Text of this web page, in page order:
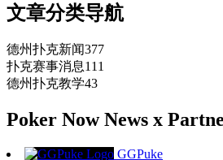
文章分类导航
德州扑克新闻377
扑克赛事消息111
德州扑克教学43
Poker Now News x
GGPuke